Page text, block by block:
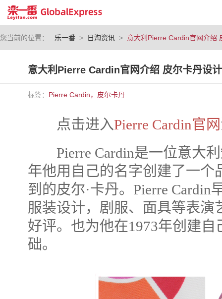
您当前的位置： 乐一番 > 日淘资讯 > 意大利Pierre Cardin官网介绍
意大利Pierre Cardin官网介绍 皮尔卡丹设
标签： Pierre Cardin，皮尔卡丹
点击进入Pierre Cardin官网
Pierre Cardin是一位意大利
年他用自己的名字创建了一个
到的皮尔·卡丹。Pierre
服装设计，剧服、面具等表演
好评。也为他在1973年创建
础。